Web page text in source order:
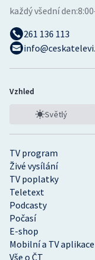
TV program
Živé vysílání
TV poplatky
Teletext
Podcasty
Počasí
E-shop
Mobilní a TV aplikace
Vše o ČT
každý všední den:
261 136 113
Vzhled
Světlý